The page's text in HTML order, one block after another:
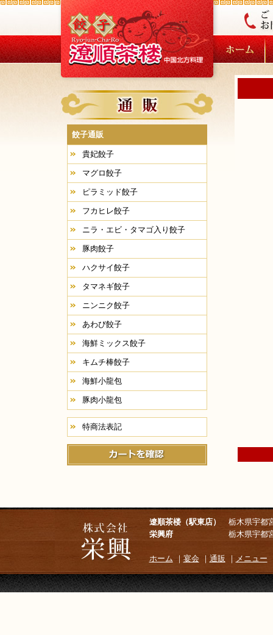
餃子通販
貴妃餃子
マグロ餃子
ピラミッド餃子
フカヒレ餃子
ニラ・エビ・タマゴ入り餃子
豚肉餃子
ハクサイ餃子
タマネギ餃子
ニンニク餃子
あわび餃子
海鮮ミックス餃子
キムチ棒餃子
海鮮小龍包
豚肉小龍包
特商法表記
遼順茶楼（駅東店）
栃木県宇都
栄興府栃木県宇都宮市台
ホーム ｜ 宴会｜ 通販 ｜ メニュー